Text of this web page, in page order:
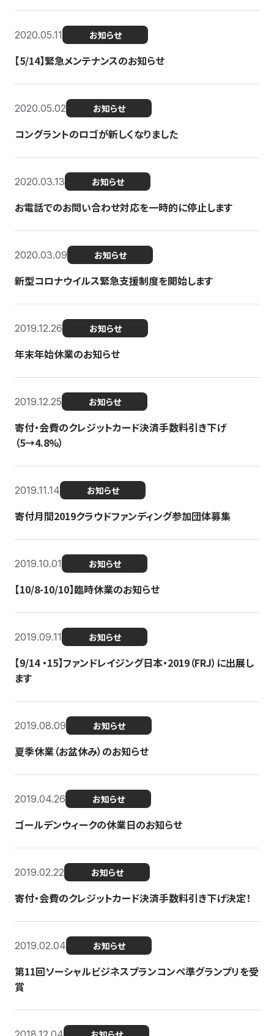
2020.05.11 お知らせ
【5/14】緊急メンテナンスのお知らせ
2020.05.02 お知らせ
コングラントのロゴが新しくなりました
2020.03.13 お知らせ
お電話でのお問い合わせ対応を一時的に停止します
2020.03.09 お知らせ
新型コロナウイルス緊急支援制度を開始します
2019.12.26 お知らせ
年末年始休業のお知らせ
2019.12.25 お知らせ
寄付・会費のクレジットカード決済手数料引き下げ
（5→4.8%）
2019.11.14 お知らせ
寄付月間2019クラウドファンディング参加団体募集
2019.10.01 お知らせ
【10/8-10/10】臨時休業のお知らせ
2019.09.11 お知らせ
【9/14 ・15】ファンドレイジング日本・2019（FRJ）に出展し
ます
2019.08.09 お知らせ
夏季休業（お盆休み）のお知らせ
2019.04.26 お知らせ
ゴールデンウィークの休業日のお知らせ
2019.02.22 お知らせ
寄付・会費のクレジットカード決済手数料引き下げ決定！
2019.02.04 お知らせ
第11回ソーシャルビジネスプランコンペ準グランプリを受
賞